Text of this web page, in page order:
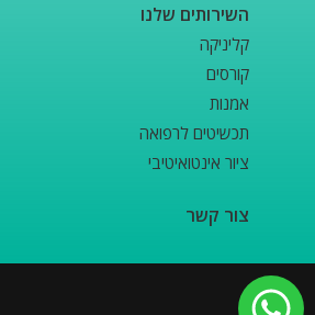
השירותים שלנו
קליניקה
קורסים
אמנות
תכשיטים לרפואה
ציור אינטואיטיבי
צור קשר